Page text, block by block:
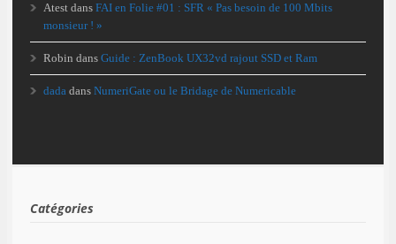
Atest dans FAI en Folie #01 : SFR « Pas besoin de 100 Mbits
monsieur ! »
Robin dans Guide : ZenBook UX32vd rajout SSD et Ram
dada dans NumeriGate ou le Bridage de Numericable
Catégories